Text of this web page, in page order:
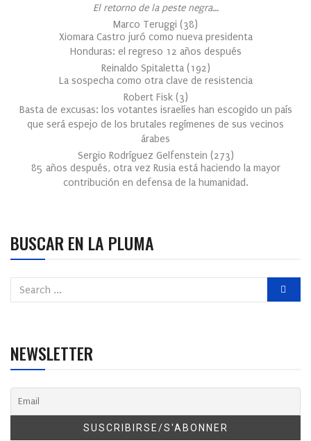
El retorno de la peste negra…
Marco Teruggi (38)
Xiomara Castro juró como nueva presidenta
Honduras: el regreso 12 años después
Reinaldo Spitaletta (192)
La sospecha como otra clave de resistencia
Robert Fisk (3)
Basta de excusas: los votantes israelíes han escogido un país
que será espejo de los brutales regímenes de sus vecinos
árabes
Sergio Rodríguez Gelfenstein (273)
85 años después, otra vez Rusia está haciendo la mayor
contribución en defensa de la humanidad.
BUSCAR EN LA PLUMA
NEWSLETTER